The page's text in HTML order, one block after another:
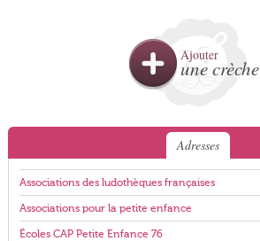
Ajouter
une crèche
Adresses
Associations des ludothèques françaises
Associations pour la petite enfance
Écoles CAP Petite Enfance 76